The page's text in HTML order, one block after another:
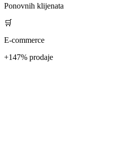
Ponovnih klijenata
🛒
E-commerce
+147% prodaje